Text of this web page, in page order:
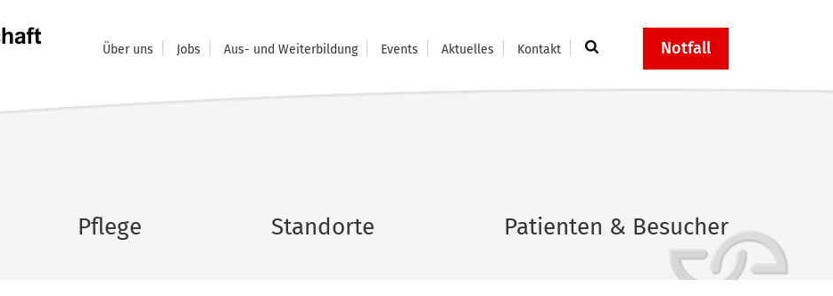
Über uns Jobs Aus- und Weiterbildung Events Aktuelles Kontakt Notfall
Pflege Standorte Patienten & Besucher